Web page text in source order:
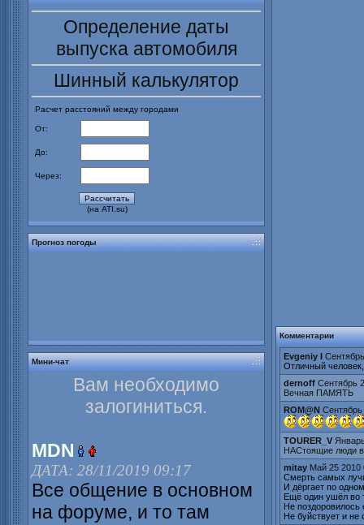
Определение даты
выпуска автомобиля
Шинный калькулятор
Расчет расстояний между городами
От:
До:
Через:
(на ATI.su)
Прогноз погоды
Мини-чат
Вам необходимо
залогиниться.
MDN
ДАТА: 28/11/2019 09:17
Все общение в основном
на форуме, и то там
Комментарии
Evgeniy I
Отличный
dernoff Сентябрь
Вечная ПАМЯТЬ
ROM@N Сентябрь
TOURER_V
НАСтоящие люди
mitay Май 25 2010
Смерть самых
И дёргает по
Ещё один ушёл во
Не поздоровилось
Не буйствует и не